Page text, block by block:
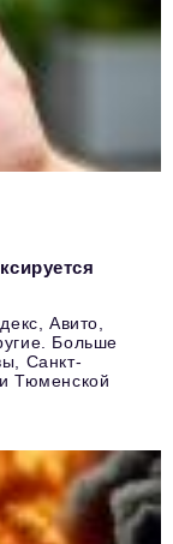
Авито,
Больше
Санкт-
Тюменской